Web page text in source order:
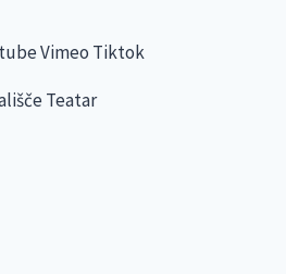
Vimeo Tiktok
Teatar